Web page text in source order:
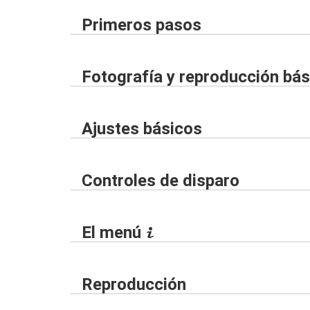
Primeros pasos
Fotografía y reproducción
Ajustes básicos
Controles de disparo
El menú i
Reproducción